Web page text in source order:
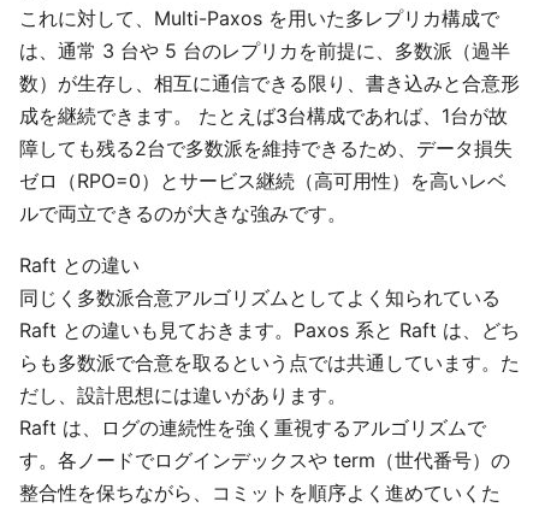
これに対して、Multi-Paxos を用いた多レプリカ構成で
は、通常 3 台や 5 台のレプリカを前提に、多数派（過半
数）が生存し、相互に通信できる限り、書き込みと合意形
成を継続できます。 たとえば3台構成であれば、1台が故
障しても残る2台で多数派を維持できるため、データ損失
ゼロ（RPO=0）とサービス継続（高可用性）を高いレベ
ルで両立できるのが大きな強みです。
Raft との違い
同じく多数派合意アルゴリズムとしてよく知られている
Raft との違いも見ておきます。Paxos 系と Raft は、どち
らも多数派で合意を取るという点では共通しています。た
だし、設計思想には違いがあります。
Raft は、ログの連続性を強く重視するアルゴリズムで
す。各ノードでログインデックスや term（世代番号）の
整合性を保ちながら、コミットを順序よく進めていくた